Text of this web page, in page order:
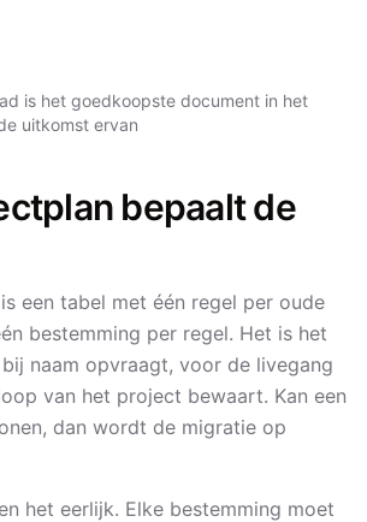
is het goedkoopste document in het
uitkomst ervan
bepaalt de
een tabel met één regel per oude
bestemming per regel. Het is het
naam opvraagt, voor de livegang
van het project bewaart. Kan een
dan wordt de migratie op
het eerlijk. Elke bestemming moet